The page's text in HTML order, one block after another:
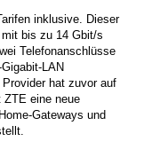
inklusive. Dieser
bis zu 14 Gbit/s
Telefonanschlüsse
LAN
hat zuvor auf
eine neue
Gateways und